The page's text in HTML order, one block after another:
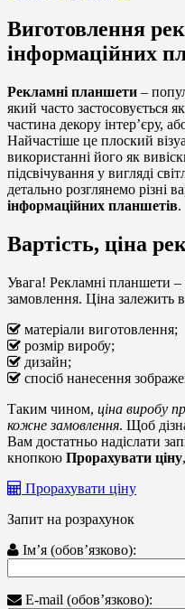
Виготовлення
інформаційних
Рекламні планшети –
який часто застосовується
частина декору інтер’єру,
Найчастіше це плоский
використанні його як
підсвічування у вигляді
детально розглянемо різні
інформаційних планшетів.
Вартість, ціна
Увага! Рекламні планшети
замовлення. Ціна залежить
матеріали виготовлення;
розмір виробу;
дизайн;
спосіб нанесення
Таким чином, ціна виробу
кожне замовлення. Щоб
Вам достатньо надіслати
кнопкою Прорахувати ціну
Прорахувати ціну
Запит на розрахунок
Ім’я (обов’язково):
E-mail (обов’язково):